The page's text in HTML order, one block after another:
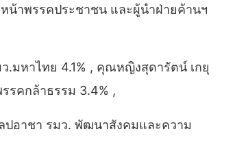
น้าพรรคประชาชน และผู้นำฝ่ายค้านฯ
.มหาไทย 4.1% , คุณหญิงสุดารัตน์ เกยุ
รคกล้าธรรม 3.4% ,
ปอาชา รมว. พัฒนาสังคมและความ